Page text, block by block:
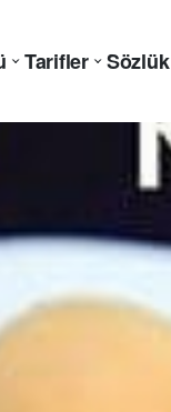
Tarifler Sözlük